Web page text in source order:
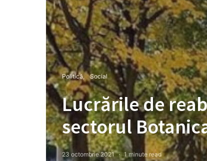
Politică Social
Lucrările de
sectorul
23 octombrie 2021 1 minute read